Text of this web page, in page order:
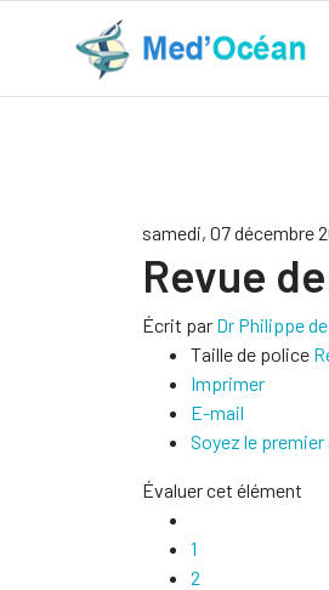
samedi, 07 décembre
Revue
Écrit par Dr Philippe
Taille de police
Imprimer
E-mail
Soyez le
Évaluer cet élément
1
2